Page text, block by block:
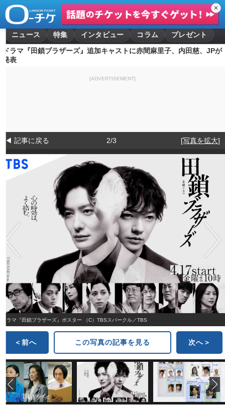
✕
ニュース 特集 インタビュー コラム
プレゼント
ドラマ『田鎖ブラザーズ』追加キャストに赤間麻里子、内田慈、JPが
発表
[ADVERTISEMENT]
◀ 記事に戻る 2/3 [写真を拡大]
ドラマ『田鎖ブラザーズ』ポスター （C）TBSスパークル／TBS
＜前へ この写真の記事を見る 次へ＞